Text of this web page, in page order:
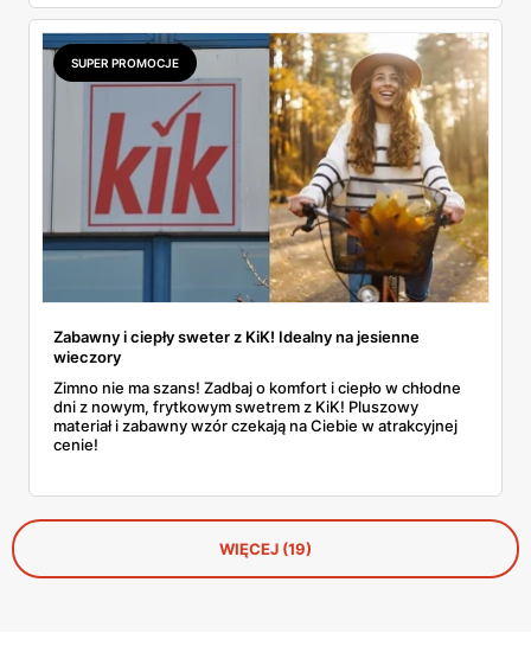
– z szerokim wyborem lekkich, letnich fasonów,
wygodnych materiałów i klasycznych krojów. Czy to
plażowy look, czy zestaw na miejski spacer – można
znaleźć coś dla siebie i to już od kilkunastu złotych.
Uwaga: można się zakochać w tej kolekcji od pierwszego
wejrzenia. No bo jak tu się oprzeć bermudom za 35 zł albo
kapeluszowi z dużym rondem?
SUPER PROMOCJE
Zabawny i ciepły sweter z KiK! Idealny na jesienne
wieczory
Zimno nie ma szans! Zadbaj o komfort i ciepło w chłodne
dni z nowym, frytkowym swetrem z KiK! Pluszowy
materiał i zabawny wzór czekają na Ciebie w atrakcyjnej
cenie!
WIĘCEJ (19)